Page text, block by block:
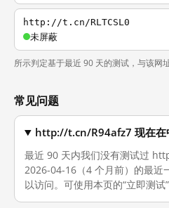
http://t.cn/RLTCSL0
未屏蔽
所示判定基于最近 90 天的测试，与该网
常见问题
http://t.cn/R94afz7 现在在
最近 90 天内我们没有测试过
2026-04-16（4 个月前）的最近
以访问。可使用本页的“立即测试